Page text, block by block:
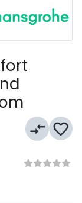
compare_arrows favorite_border